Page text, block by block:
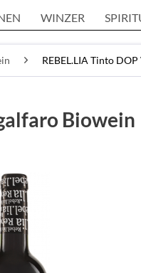
WINZER
REBEL.LIA Tinto
Biowein